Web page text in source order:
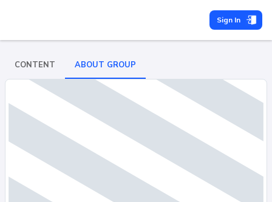
Sign In
CONTENT ABOUT GROUP